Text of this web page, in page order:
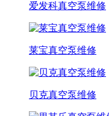
爱发科真空泵维修
莱宝真空泵维修
贝克真空泵维修